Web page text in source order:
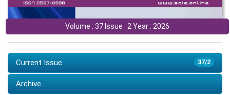
Volume : 37 Issue : 2 Year : 2026
37/2
Current Issue
Archive